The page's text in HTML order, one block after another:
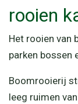
rooien
Het rooien van
parken bossen
Boomrooierij
leeg ruimen